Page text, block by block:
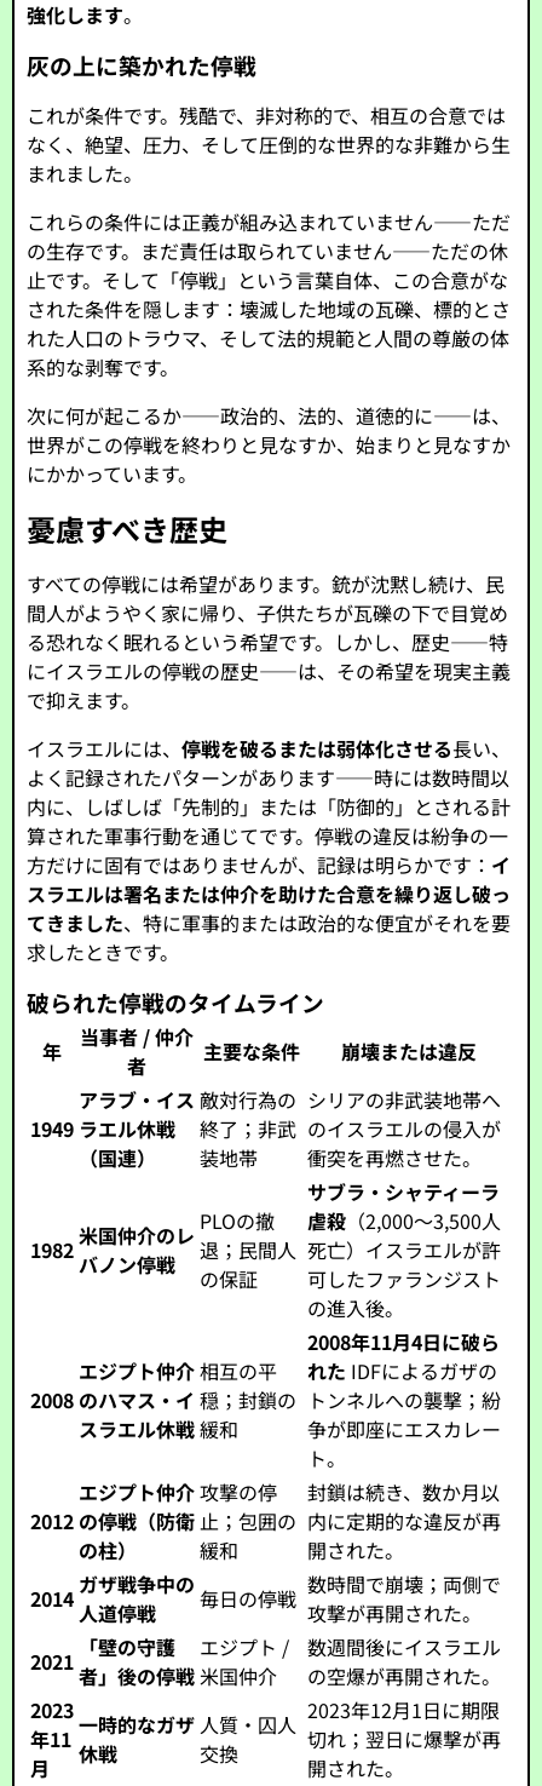
強化します。
灰の上に築かれた停戦
これが条件です。残酷で、非対称的で、相互の合意では
なく、絶望、圧力、そして圧倒的な世界的な非難から生
まれました。
これらの条件には正義が組み込まれていません――ただ
の生存です。まだ責任は取られていません――ただの休
止です。そして「停戦」という言葉自体、この合意がな
された条件を隠します：壊滅した地域の瓦礫、標的とさ
れた人口のトラウマ、そして法的規範と人間の尊厳の体
系的な剥奪です。
次に何が起こるか――政治的、法的、道徳的に――は、
世界がこの停戦を終わりと見なすか、始まりと見なすか
にかかっています。
憂慮すべき歴史
すべての停戦には希望があります。銃が沈黙し続け、民
間人がようやく家に帰り、子供たちが瓦礫の下で目覚め
る恐れなく眠れるという希望です。しかし、歴史――特
にイスラエルの停戦の歴史――は、その希望を現実主義
で抑えます。
イスラエルには、停戦を破るまたは弱体化させる長い、
よく記録されたパターンがあります――時には数時間以
内に、しばしば「先制的」または「防御的」とされる計
算された軍事行動を通じてです。停戦の違反は紛争の一
方だけに固有ではありませんが、記録は明らかです： イ
スラエルは署名または仲介を助けた合意を繰り返し破っ
てきました、特に軍事的または政治的な便宜がそれを要
求したときです。
破られた停戦のタイムライン
年
当事者 / 仲介
者
主要な条件 崩壊または違反
1949
アラブ・イス
ラエル休戦
（国連）
敵対行為の
終了；非武
装地帯
シリアの非武装地帯へ
のイスラエルの侵入が
衝突を再燃させた。
1982米国仲介のレ
バノン停戦
PLOの撤
退；民間人
の保証
サブラ・シャティーラ
虐殺 （2,000～3,500人
死亡）イスラエルが許
可したファランジスト
の進入後。
2008
エジプト仲介
のハマス・イ
スラエル休戦
相互の平
穏；封鎖の
緩和
2008年11月4日に破ら
れた IDFによるガザの
トンネルへの襲撃；紛
争が即座にエスカレー
ト。
2012
エジプト仲介
の停戦（防衛
の柱）
攻撃の停
止；包囲の
緩和
封鎖は続き、数か月以
内に定期的な違反が再
開された。
2014 ガザ戦争中の
人道停戦
毎日の停戦 数時間で崩壊；両側で
攻撃が再開された。
2021 「壁の守護
者」後の停戦
エジプト /
米国仲介
数週間後にイスラエル
の空爆が再開された。
2023
年11
月
一時的なガザ
休戦
人質・囚人
交換
2023年12月1日に期限
切れ；翌日に爆撃が再
開された。